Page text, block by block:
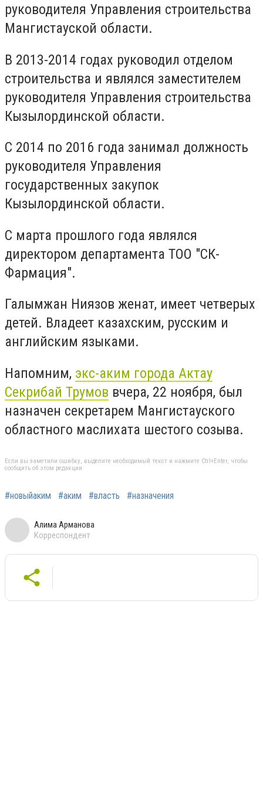
руководителя Управления строительства
Мангистауской области.
В 2013-2014 годах руководил отделом
строительства и являлся заместителем
руководителя Управления строительства
Кызылординской области.
С 2014 по 2016 года занимал должность
руководителя Управления
государственных закупок
Кызылординской области.
С марта прошлого года являлся
директором департамента ТОО "СК-
Фармация".
Галымжан Ниязов женат, имеет четверых
детей. Владеет казахским, русским и
английским языками.
Напомним, экс-аким города Актау
Секрибай Трумов вчера, 22 ноября, был
назначен секретарем Мангистауского
областного маслихата шестого созыва.
Если вы заметили ошибку, выделите необходимый текст и нажмите Ctrl+Enter, чтобы
сообщить об этом редакции
#новыйаким #аким #власть #назначения
Алима Арманова
Корреспондент